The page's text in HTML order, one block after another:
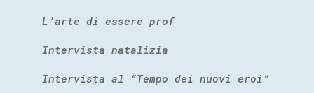
L’arte di essere prof
Intervista natalizia
Intervista al “Tempo dei nuovi eroi”